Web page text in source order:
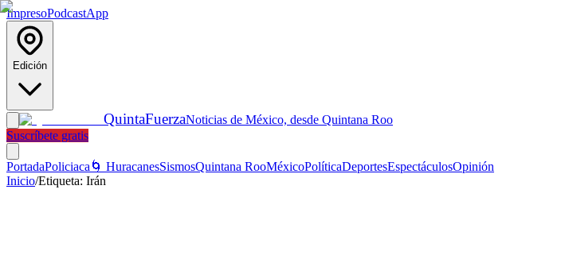
ImpresoPodcastApp
Edición
QuintaFuerzaNoticias de México, desde Quintana Roo
Suscríbete gratis
PortadaPoliciaca 🌀 HuracanesSismosQuintana RooMéxicoPolíticaDeportesEspectáculosOpinión
Inicio/Etiqueta: Irán